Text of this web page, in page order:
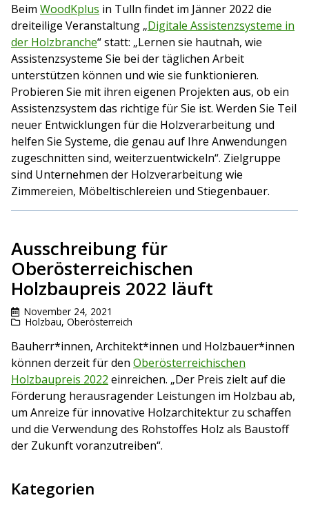
Beim WoodKplus in Tulln findet im Jänner 2022 die
dreiteilige Veranstaltung „Digitale Assistenzsysteme in
der Holzbranche“ statt: „Lernen sie hautnah, wie
Assistenzsysteme Sie bei der täglichen Arbeit
unterstützen können und wie sie funktionieren.
Probieren Sie mit ihren eigenen Projekten aus, ob ein
Assistenzsystem das richtige für Sie ist. Werden Sie Teil
neuer Entwicklungen für die Holzverarbeitung und
helfen Sie Systeme, die genau auf Ihre Anwendungen
zugeschnitten sind, weiterzuentwickeln“. Zielgruppe
sind Unternehmen der Holzverarbeitung wie
Zimmereien, Möbeltischlereien und Stiegenbauer.
Ausschreibung für
Oberösterreichischen
Holzbaupreis 2022 läuft
November 24, 2021
Holzbau, Oberösterreich
Bauherr*innen, Architekt*innen und Holzbauer*innen
können derzeit für den Oberösterreichischen
Holzbaupreis 2022 einreichen. „Der Preis zielt auf die
Förderung herausragender Leistungen im Holzbau ab,
um Anreize für innovative Holzarchitektur zu schaffen
und die Verwendung des Rohstoffes Holz als Baustoff
der Zukunft voranzutreiben“.
Kategorien